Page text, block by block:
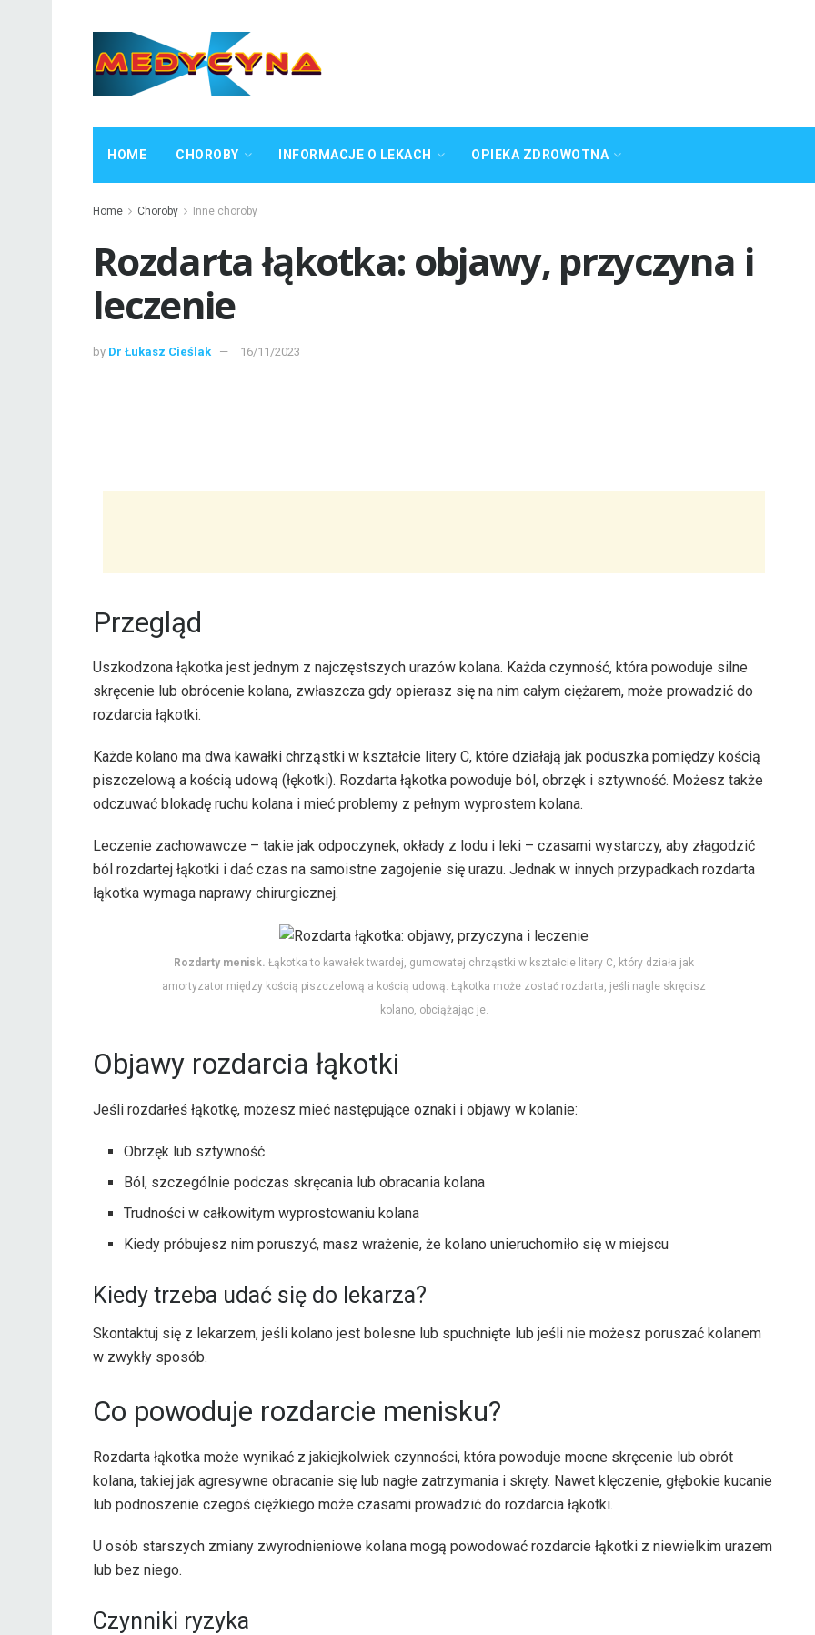
HOME CHOROBY INFORMACJE O LEKACH OPIEKA ZDROWOTNA
Home Choroby Inne choroby
Rozdarta łąkotka: objawy, przyczyna i
leczenie
by Dr Łukasz Cieślak 16/11/2023
Przegląd
Uszkodzona łąkotka jest jednym z najczęstszych urazów kolana. Każda czynność, która powoduje silne
skręcenie lub obrócenie kolana, zwłaszcza gdy opierasz się na nim całym ciężarem, może prowadzić do
rozdarcia łąkotki.
Każde kolano ma dwa kawałki chrząstki w kształcie litery C, które działają jak poduszka pomiędzy kością
piszczelową a kością udową (łękotki). Rozdarta łąkotka powoduje ból, obrzęk i sztywność. Możesz także
odczuwać blokadę ruchu kolana i mieć problemy z pełnym wyprostem kolana.
Leczenie zachowawcze – takie jak odpoczynek, okłady z lodu i leki – czasami wystarczy, aby złagodzić
ból rozdartej łąkotki i dać czas na samoistne zagojenie się urazu. Jednak w innych przypadkach rozdarta
łąkotka wymaga naprawy chirurgicznej.
Rozdarty menisk. Łąkotka to kawałek twardej, gumowatej chrząstki w kształcie litery C, który działa jak
amortyzator między kością piszczelową a kością udową. Łąkotka może zostać rozdarta, jeśli nagle skręcisz
kolano, obciążając je.
Objawy rozdarcia łąkotki
Jeśli rozdarłeś łąkotkę, możesz mieć następujące oznaki i objawy w kolanie:
Obrzęk lub sztywność
Ból, szczególnie podczas skręcania lub obracania kolana
Trudności w całkowitym wyprostowaniu kolana
Kiedy próbujesz nim poruszyć, masz wrażenie, że kolano unieruchomiło się w miejscu
Kiedy trzeba udać się do lekarza?
Skontaktuj się z lekarzem, jeśli kolano jest bolesne lub spuchnięte lub jeśli nie możesz poruszać kolanem
w zwykły sposób.
Co powoduje rozdarcie menisku?
Rozdarta łąkotka może wynikać z jakiejkolwiek czynności, która powoduje mocne skręcenie lub obrót
kolana, takiej jak agresywne obracanie się lub nagłe zatrzymania i skręty. Nawet klęczenie, głębokie kucanie
lub podnoszenie czegoś ciężkiego może czasami prowadzić do rozdarcia łąkotki.
U osób starszych zmiany zwyrodnieniowe kolana mogą powodować rozdarcie łąkotki z niewielkim urazem
lub bez niego.
Czynniki ryzyka